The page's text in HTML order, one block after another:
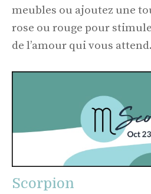
meubles ou ajoutez une
rose ou rouge pour
de l’amour qui vous attend.
Scorpion